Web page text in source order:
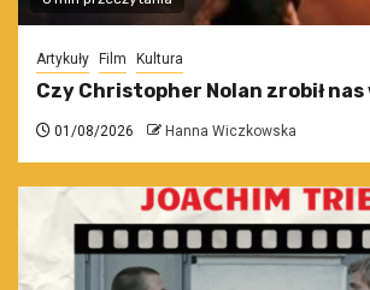
Artykuły Film Kultura
Czy Christopher Nolan zrobił nas
01/08/2026 Hanna Wiczkowska